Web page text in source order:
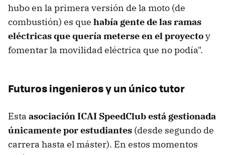
hubo en la primera versión de la moto (de
combustión) es que había gente de las ramas
eléctricas que quería meterse en el proyectoy
fomentar la movilidad eléctrica que no podía".
Futuros ingenieros y un único tutor
Esta asociación ICAI SpeedClub está gestionada
únicamente por estudiantes (desde segundo de
carrera hasta el máster). En estos momentos